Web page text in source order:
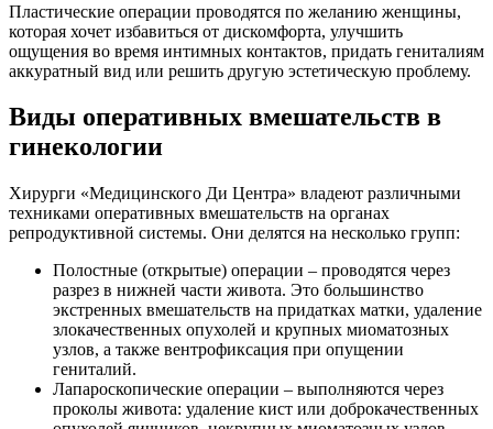
Пластические операции проводятся по желанию женщины,
которая хочет избавиться от дискомфорта, улучшить
ощущения во время интимных контактов, придать гениталиям
аккуратный вид или решить другую эстетическую проблему.
Виды оперативных вмешательств в
гинекологии
Хирурги «Медицинского Ди Центра» владеют различными
техниками оперативных вмешательств на органах
репродуктивной системы. Они делятся на несколько групп:
Полостные (открытые) операции – проводятся через
разрез в нижней части живота. Это большинство
экстренных вмешательств на придатках матки, удаление
злокачественных опухолей и крупных миоматозных
узлов, а также вентрофиксация при опущении
гениталий.
Лапароскопические операции – выполняются через
проколы живота: удаление кист или доброкачественных